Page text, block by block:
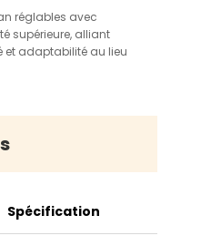
réglables avec
supérieure, alliant
et adaptabilité au lieu
Spécification